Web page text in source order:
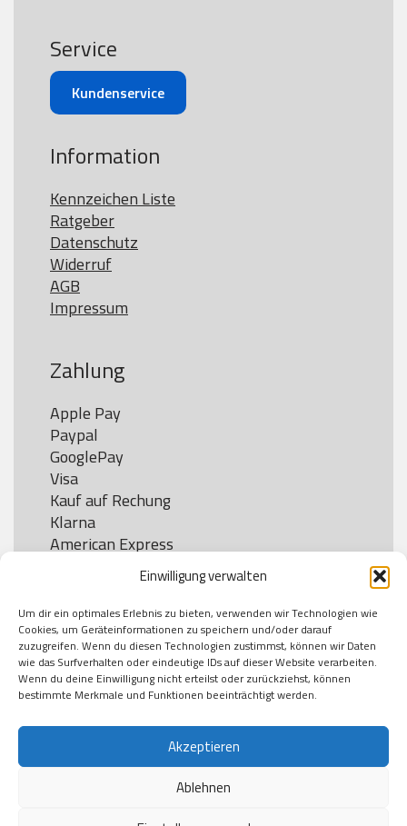
Einwilligung verwalten
Um dir ein optimales Erlebnis zu bieten, verwenden wir Technologien wie
Cookies, um Geräteinformationen zu speichern und/oder darauf
zuzugreifen. Wenn du diesen Technologien zustimmst, können wir Daten
wie das Surfverhalten oder eindeutige IDs auf dieser Website verarbeiten.
Wenn du deine Einwilligung nicht erteilst oder zurückziehst, können
bestimmte Merkmale und Funktionen beeinträchtigt werden.
Akzeptieren
Ablehnen
Service
Kundenservice
Information
Kennzeichen Liste
Ratgeber
Datenschutz
Widerruf
AGB
Impressum
Zahlung
Apple Pay
Paypal
GooglePay
Visa
Kauf auf Rechung
Klarna
American Express
Versand
DHL
Klimaneutral